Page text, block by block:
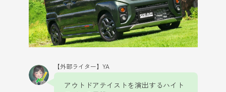
【外部ライター】YA
アウトドアテイストを演出するハイト